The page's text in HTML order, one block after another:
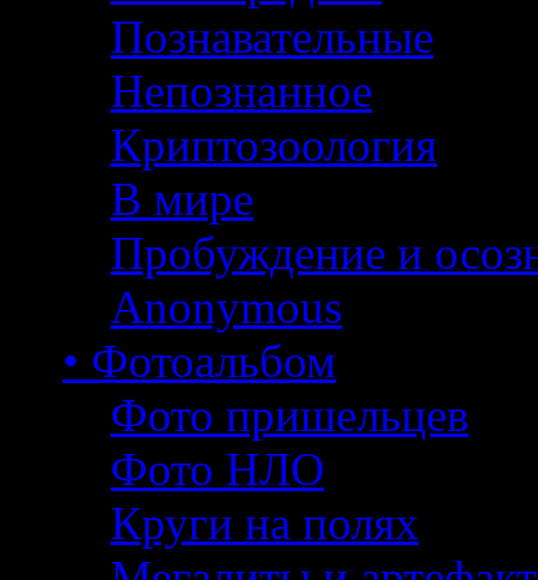
Познавательные
Непознанное
Криптозоология
В мире
Пробуждение и
Anonymous
• Фотоальбом
Фото пришельцев
Фото НЛО
Круги на полях